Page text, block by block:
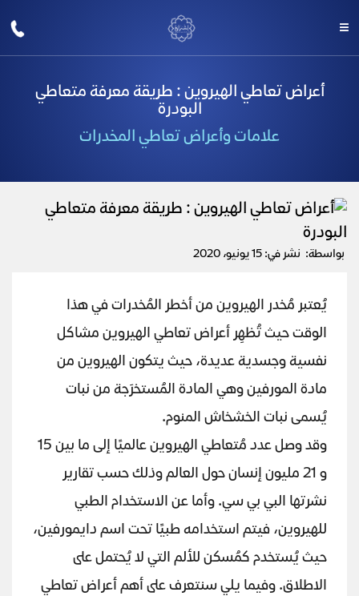
أعراض تعاطي الهيروين : طريقة معرفة متعاطي
البودرة
علامات وأعراض تعاطي المخدرات
بواسطة: نشر في: 15 يونيو، 2020
يُعتبر مُخدر الهيروين من أخطر المُخدرات في هذا
الوقت حيث تُظهِر أعراض تعاطي الهيروين مشاكل
نفسية وجسدية عديدة، حيث يتكون الهيروين من
مادة المورفين وهي المادة المُستخرَجة من نبات
يُسمى نبات الخشخاش المنوم.
وقد وصل عدد مُتعاطي الهيروين عالميًا إلى ما بين 15
و 21 مليون إنسان حول العالم وذلك حسب تقارير
نشرتها البي بي سي. وأما عن الاستخدام الطبي
للهيروين، فيتم استخدامه طبيًا تحت اسم دايمورفين،
حيث يُستخدم كمُسكن للألم التي لا يُحتمل على
الاطلاق. وفيما يلي سنتعرف على أهم أعراض تعاطي